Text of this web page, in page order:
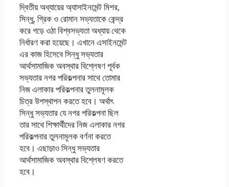
দ্বিতীয় অধ্যায়ের অ্যাসাইনমেন্ট মিশর,
সিন্ধু, গ্রিক ও রোমান সভ্যতাকে কেন্দ্র
করে গড়ে ওঠা বিশ্বসভ্যতা অধ্যায় থেকে
নির্ধারণ করা হয়েছে। এখানে এসাইনমেন্ট
এর কাজ হিসেবে সিন্ধু সভ্যতার
আর্থসামাজিক অবস্থার বিশ্লেষণ পূর্বক
সভ্যতার নগর পরিকল্পনার সাথে তোমার
নিজ এলাকার পরিকল্পনার তুলনামূলক
চিত্র উপস্থাপন করতে হবে। অর্থাৎ
সিন্ধু সভ্যতার যে নগর পরিকল্পনা ছিল
তার সাথে শিক্ষার্থীদের নিজ এলাকার নগর
পরিকল্পনার তুলনামূলক বর্ণনা করতে
হবে। এছাড়াও সিন্ধু সভ্যতার
আর্থসামাজিক অবস্থার বিশ্লেষণ করতে
হবে।